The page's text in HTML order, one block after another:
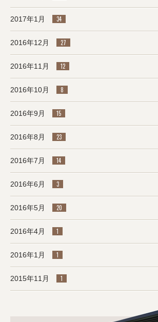
2017年1月 34
2016年12月 27
2016年11月 12
2016年10月 8
2016年9月 15
2016年8月 23
2016年7月 14
2016年6月 3
2016年5月 20
2016年4月 1
2016年1月 1
2015年11月 1